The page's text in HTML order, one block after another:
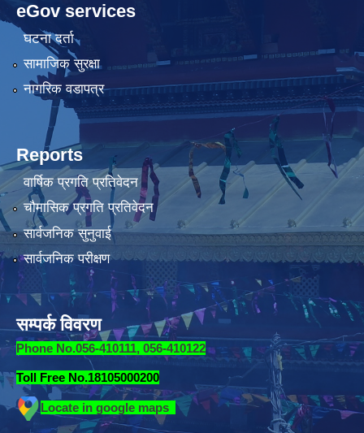
eGov services
घटना दर्ता
सामाजिक सुरक्षा
नागरिक वडापत्र
Reports
वार्षिक प्रगति प्रतिवेदन
चौमासिक प्रगति प्रतिवेदन
सार्वजनिक सुनुवाई
सार्वजनिक परीक्षण
सम्पर्क विवरण
Phone No.056-410111, 056-410122
Toll Free No.18105000200
Locate in google maps